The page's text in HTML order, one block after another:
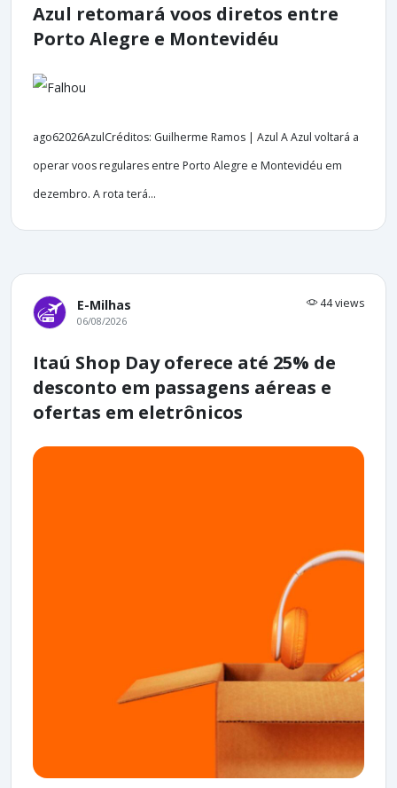
Azul retomará voos diretos entre
Porto Alegre e Montevidéu
ago62026AzulCréditos: Guilherme Ramos | Azul A Azul voltará a
operar voos regulares entre Porto Alegre e Montevidéu em
dezembro. A rota terá...
E-Milhas 44 views
06/08/2026
Itaú Shop Day oferece até 25% de
desconto em passagens aéreas e
ofertas em eletrônicos